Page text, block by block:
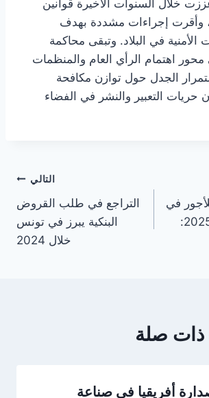
خلال السنوات الأخيرة قوانين
وأقرت إجراءات مشددة بهدف
الأمنية في البلاد. وتبقى محاكمة
اهتمام الرأي العام والمنظمات
الجدل حول توازن مكافحة
حريات التعبير والنشر في الفضاء
في
تونس ابتداءً من 2025:
التالي
التراجع في طلب القروض
البنكية يبرز في تونس
خلال 2024
صلة
أفريقيا في صناعة